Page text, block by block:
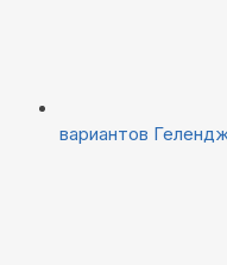
вариантов